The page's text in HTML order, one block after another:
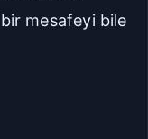
mesafeyi bile